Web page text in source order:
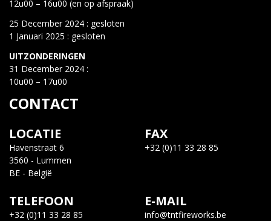
12u00 – 16u00 (en op afspraak)
25 December 2024 : gesloten
1 Januari 2025 : gesloten
UITZONDERINGEN
31 December 2024 :
10u00 – 17u00
CONTACT
LOCATIE
Havenstraat 6
3560 - Lummen
BE - België
FAX
+32 (0)11 33 28 85
TELEFOON
+32 (0)11 33 28 85
E-MAIL
info@tntfireworks.be